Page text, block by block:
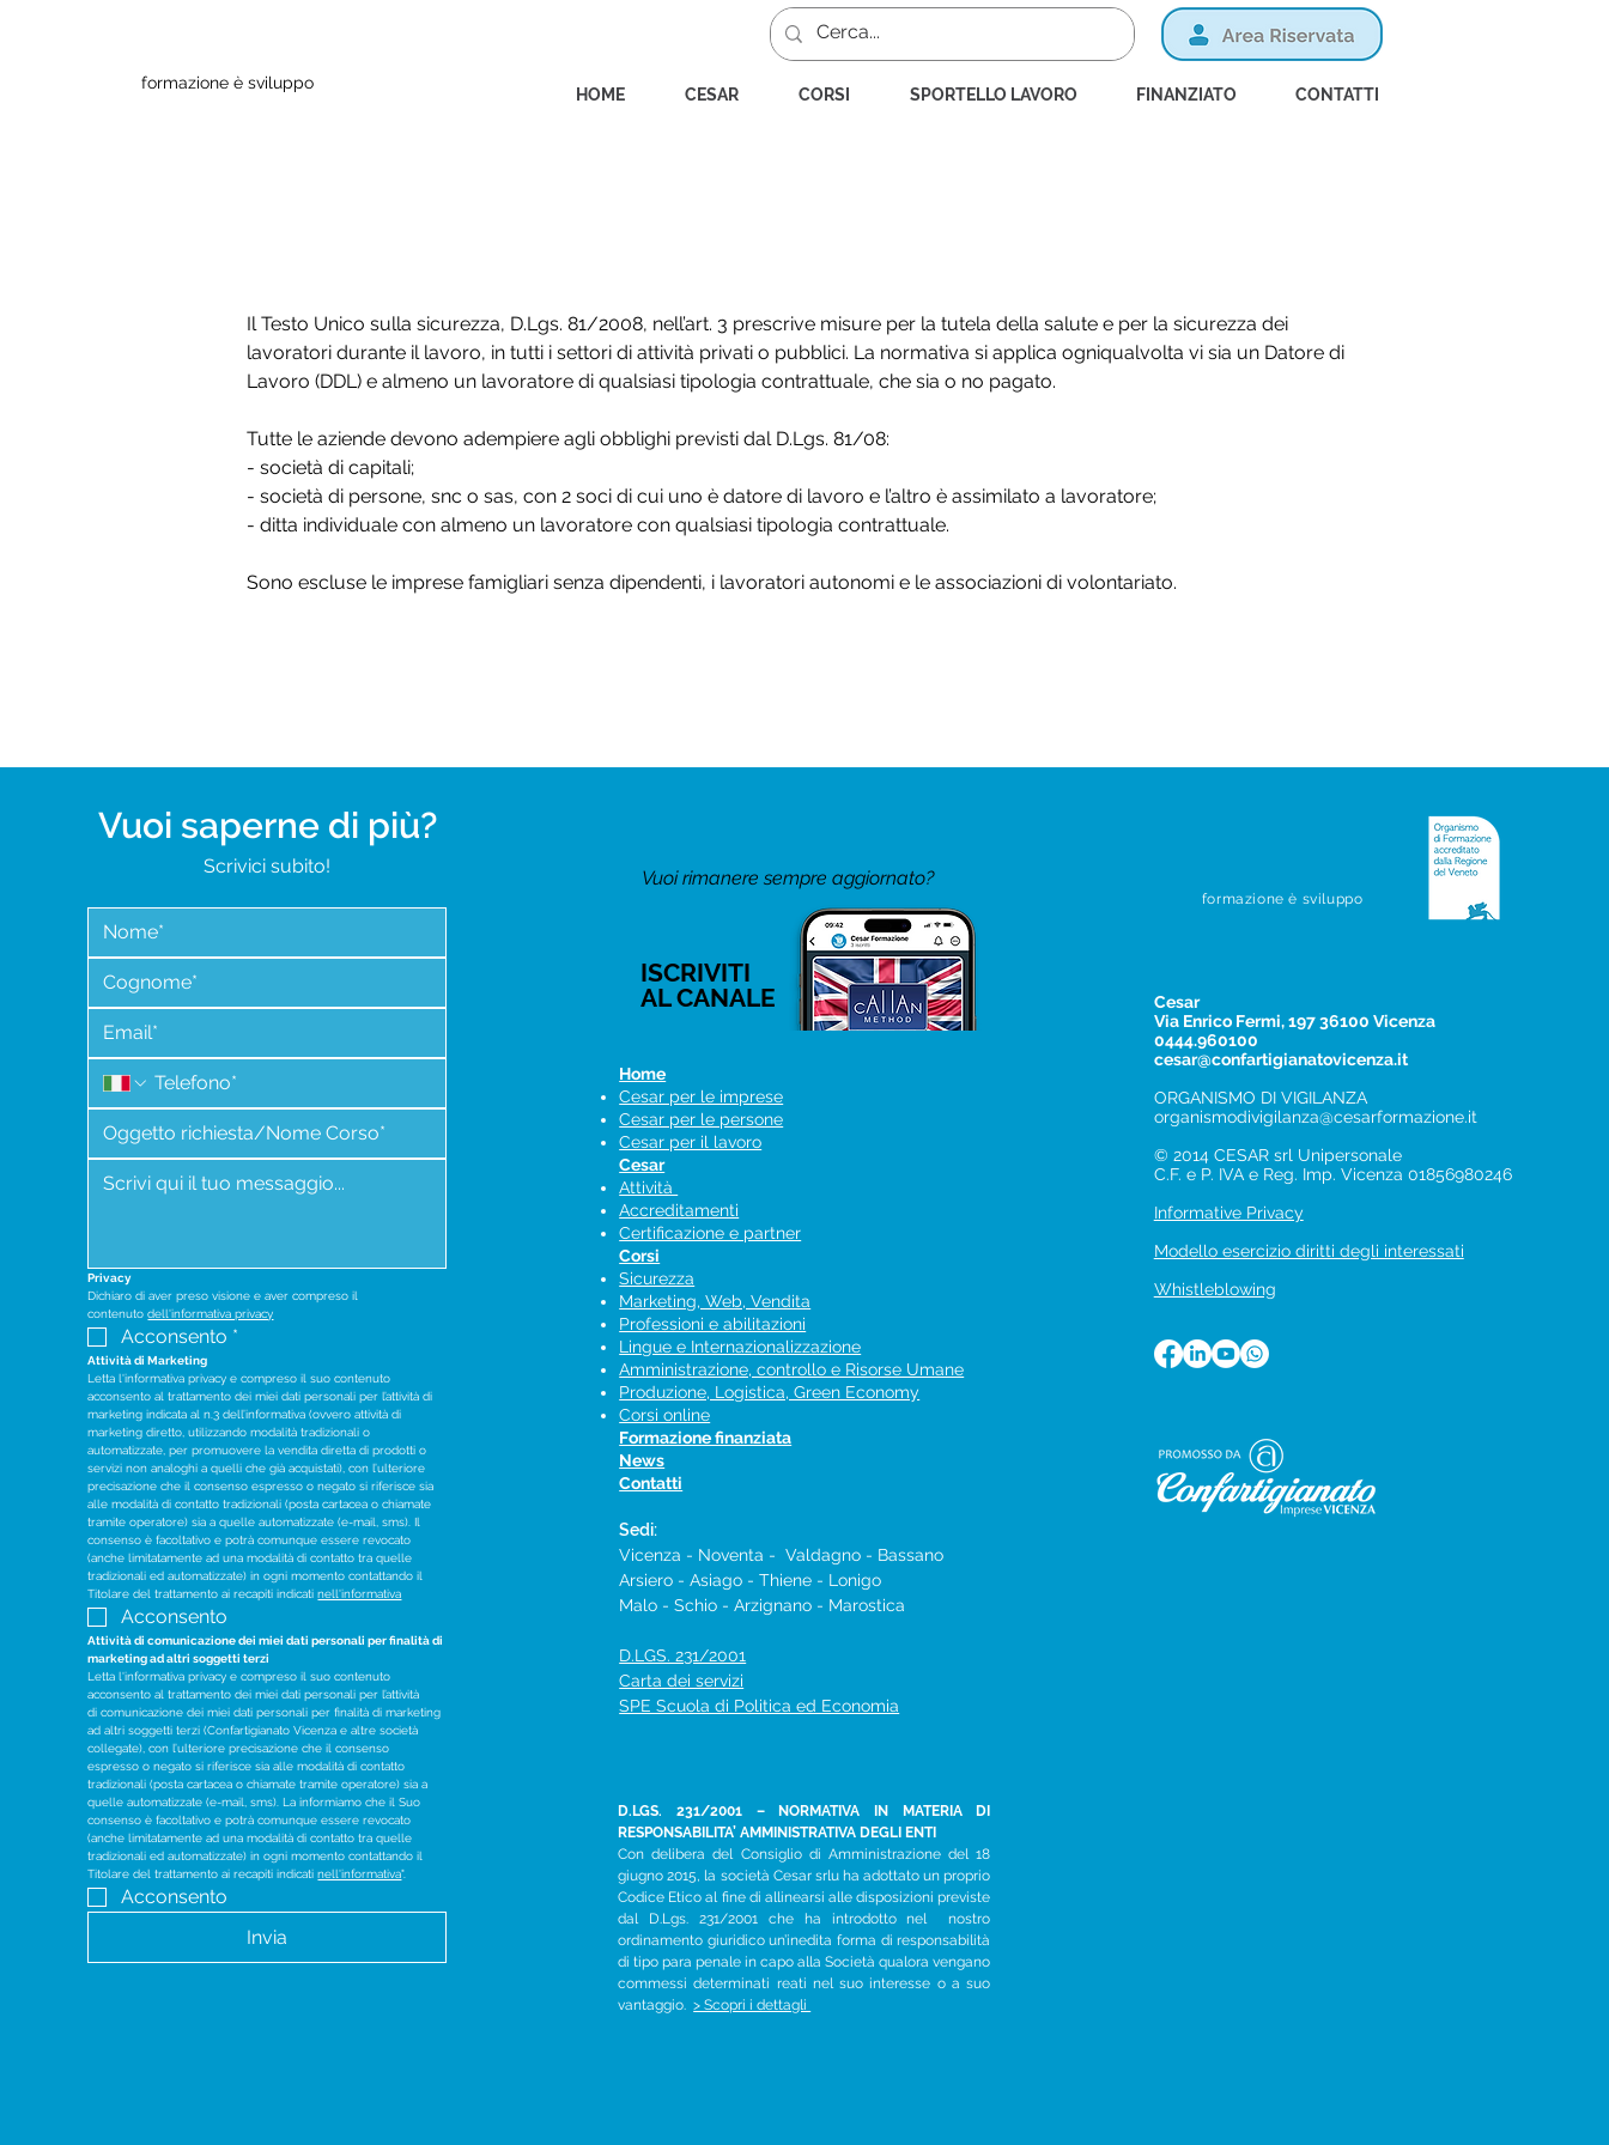
formazione è sviluppo
HOME CESAR CORSI SPORTELLO LAVORO FINANZIATO CONTATTI
Il Testo Unico sulla sicurezza, D.Lgs. 81/2008, nell’art. 3 prescrive misure per la tutela della salute e per la sicurezza dei
lavoratori durante il lavoro, in tutti i settori di attività privati o pubblici. La normativa si applica ogniqualvolta vi sia un Datore di
Lavoro (DDL) e almeno un lavoratore di qualsiasi tipologia contrattuale, che sia o no pagato.
Tutte le aziende devono adempiere agli obblighi previsti dal D.Lgs. 81/08:
- società di capitali;
- società di persone, snc o sas, con 2 soci di cui uno è datore di lavoro e l’altro è assimilato a lavoratore;
- ditta individuale con almeno un lavoratore con qualsiasi tipologia contrattuale.
Sono escluse le imprese famigliari senza dipendenti, i lavoratori autonomi e le associazioni di volontariato.
Vuoi saperne di più?
Scrivici subito!
Privacy
Dichiaro di aver preso visione e aver compreso il
contenuto dell'informativa privacy
Acconsento *
Attività di Marketing
Letta l'informativa privacy e compreso il suo contenuto
acconsento al trattamento dei miei dati personali per l’attività di
marketing indicata al n.3 dell’informativa (ovvero attività di
marketing diretto, utilizzando modalità tradizionali o
automatizzate, per promuovere la vendita diretta di prodotti o
servizi non analoghi a quelli che già acquistati), con l’ulteriore
precisazione che il consenso espresso o negato si riferisce sia
alle modalità di contatto tradizionali (posta cartacea o chiamate
tramite operatore) sia a quelle automatizzate (e-mail, sms). Il
consenso è facoltativo e potrà comunque essere revocato
(anche limitatamente ad una modalità di contatto tra quelle
tradizionali ed automatizzate) in ogni momento contattando il
Titolare del trattamento ai recapiti indicati nell'informativa
Acconsento
Attività di comunicazione dei miei dati personali per finalità di
marketing ad altri soggetti terzi
Letta l'informativa privacy e compreso il suo contenuto
acconsento al trattamento dei miei dati personali per l’attività
di comunicazione dei miei dati personali per finalità di marketing
ad altri soggetti terzi (Confartigianato Vicenza e altre società
collegate), con l’ulteriore precisazione che il consenso
espresso o negato si riferisce sia alle modalità di contatto
tradizionali (posta cartacea o chiamate tramite operatore) sia a
quelle automatizzate (e-mail, sms). La informiamo che il Suo
consenso è facoltativo e potrà comunque essere revocato
(anche limitatamente ad una modalità di contatto tra quelle
tradizionali ed automatizzate) in ogni momento contattando il
Titolare del trattamento ai recapiti indicati nell'informativa".
Acconsento
Invia
Vuoi rimanere sempre aggiornato?
ISCRIVITI
AL CANALE
Home
Cesar per le imprese
Cesar per le persone
Cesar per il lavoro
Cesar
Attività
Accreditamenti
Certificazione e partner
Corsi
Sicurezza
Marketing, Web, Vendita
Professioni e abilitazioni
Lingue e Internazionalizzazione
Amministrazione, controllo e Risorse Umane
Produzione, Logistica, Green Economy
Corsi online
Formazione finanziata
News
Contatti
Sedi:
Vicenza - Noventa - Valdagno - Bassano
Arsiero - Asiago - Thiene - Lonigo
Malo​ -Schio​ - Arzignano - Marostica
D.LGS. 231/2001
Carta dei servizi
SPE Scuola di Politica ed Economia
D.LGS. 231/2001 – NORMATIVA IN MATERIA DI
RESPONSABILITA’ AMMINISTRATIVA DEGLI ENTI
Con delibera del Consiglio di Amministrazione del 18
giugno 2015, la società Cesar srlu ha adottato un proprio
Codice Etico al fine di allinearsi alle disposizioni previste
dal D.Lgs. 231/2001 che ha introdotto nel nostro
ordinamento giuridico un’inedita forma di responsabilità
di tipo para penale in capo alla Società qualora vengano
commessi determinati reati nel suo interesse o a suo
vantaggio.> Scopri i dettagli
formazione è sviluppo
Cesar
Via Enrico Fermi, 197 36100 Vicenza
0444.960100
cesar@confartigianatovicenza.it
ORGANISMO DI VIGILANZA
organismodivigilanza@cesarformazione.it
© 2014 CESAR srl Unipersonale
C.F. e P. IVA e Reg. Imp. Vicenza 01856980246
Informative Privacy
Modello esercizio diritti degli interessati
Whistleblowing